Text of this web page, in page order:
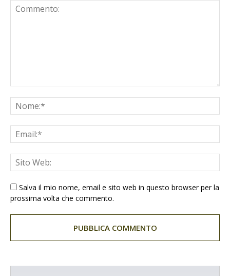
Salva il mio nome, email e sito web in questo browser per la
prossima volta che commento.